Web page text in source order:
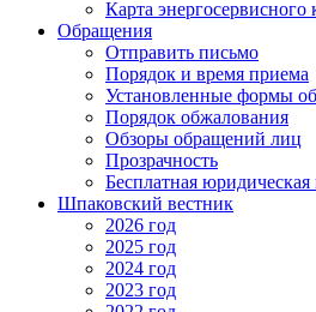
Карта
Обращения
Отправить письмо
Порядок и время приема
Установленные формы
Порядок обжалования
Обзоры обращений лиц
Прозрачность
Бесплатная
Шпаковский вестник
2026 год
2025 год
2024 год
2023 год